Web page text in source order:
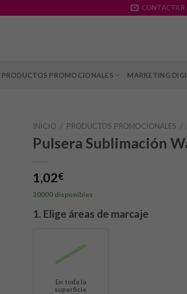
CONTACTAR
PRODUCTOS PROMOCIONALES MARKETING
INICIO / PRODUCTOS PROMOCIONALES /
Pulsera Sublimación
1,02€
30000 disponibles
1. Elige áreas de marcaje
En toda la
superficie